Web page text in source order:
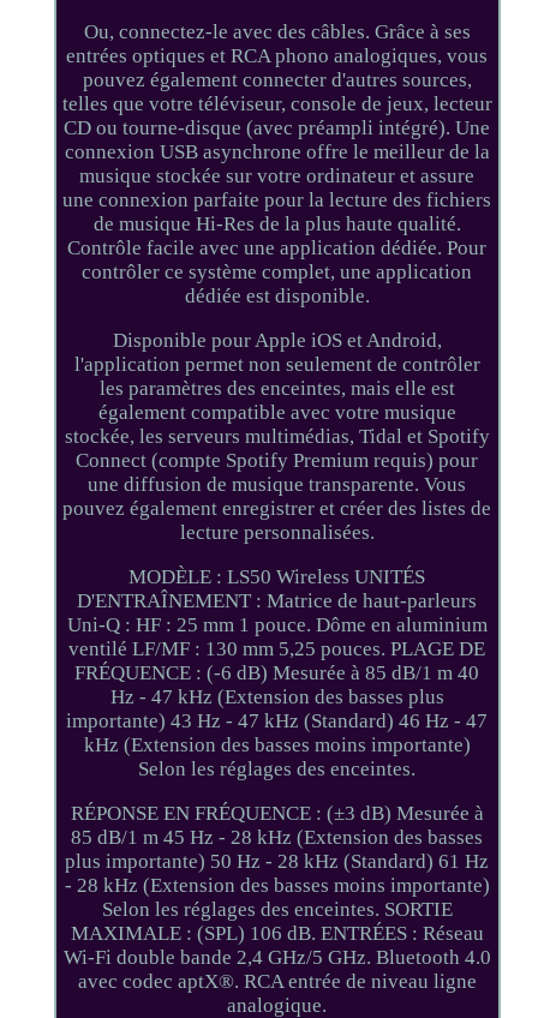
Ou, connectez-le avec des câbles. Grâce à ses
entrées optiques et RCA phono analogiques, vous
pouvez également connecter d'autres sources,
telles que votre téléviseur, console de jeux, lecteur
CD ou tourne-disque (avec préampli intégré). Une
connexion USB asynchrone offre le meilleur de la
musique stockée sur votre ordinateur et assure
une connexion parfaite pour la lecture des fichiers
de musique Hi-Res de la plus haute qualité.
Contrôle facile avec une application dédiée. Pour
contrôler ce système complet, une application
dédiée est disponible.
Disponible pour Apple iOS et Android,
l'application permet non seulement de contrôler
les paramètres des enceintes, mais elle est
également compatible avec votre musique
stockée, les serveurs multimédias, Tidal et Spotify
Connect (compte Spotify Premium requis) pour
une diffusion de musique transparente. Vous
pouvez également enregistrer et créer des listes de
lecture personnalisées.
MODÈLE : LS50 Wireless UNITÉS
D'ENTRAÎNEMENT : Matrice de haut-parleurs
Uni-Q : HF : 25 mm 1 pouce. Dôme en aluminium
ventilé LF/MF : 130 mm 5,25 pouces. PLAGE DE
FRÉQUENCE : (-6 dB) Mesurée à 85 dB/1 m 40
Hz - 47 kHz (Extension des basses plus
importante) 43 Hz - 47 kHz (Standard) 46 Hz - 47
kHz (Extension des basses moins importante)
Selon les réglages des enceintes.
RÉPONSE EN FRÉQUENCE : (±3 dB) Mesurée à
85 dB/1 m 45 Hz - 28 kHz (Extension des basses
plus importante) 50 Hz - 28 kHz (Standard) 61 Hz
- 28 kHz (Extension des basses moins importante)
Selon les réglages des enceintes. SORTIE
MAXIMALE : (SPL) 106 dB. ENTRÉES : Réseau
Wi-Fi double bande 2,4 GHz/5 GHz. Bluetooth 4.0
avec codec aptX®. RCA entrée de niveau ligne
analogique.